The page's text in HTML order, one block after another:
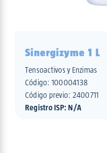
Sinergizyme 1 L
Tensoactivos y Enzimas
Código: 100004138
Código previo: 2400711
Registro ISP: N/A